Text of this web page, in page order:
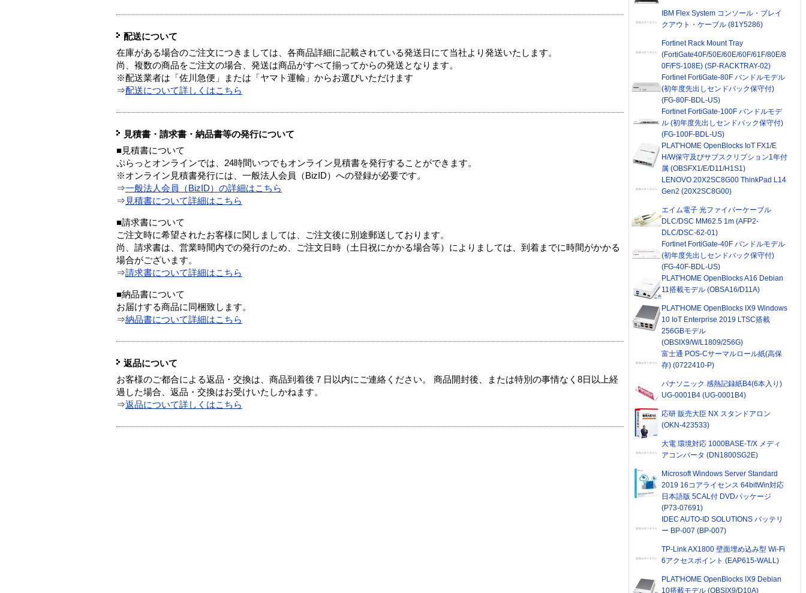
配送について
在庫がある場合のご注文につきましては、各商品詳細に記載されている発送日にて当社より発送いたします。
尚、複数の商品をご注文の場合、発送は商品がすべて揃ってからの発送となります。
※配送業者は「佐川急便」または「ヤマト運輸」からお選びいただけます
⇒配送について詳しくはこちら
見積書・請求書・納品書等の発行について
■見積書について
ぷらっとオンラインでは、24時間いつでもオンライン見積書を発行することができます。
※オンライン見積書発行には、一般法人会員（BizID）への登録が必要です。
⇒一般法人会員（BizID）の詳細はこちら
⇒ 見積書について詳細はこちら
■請求書について
ご注文時に希望されたお客様に関しましては、ご注文後に別途郵送しております。
尚、請求書は、営業時間内での発行のため、ご注文日時（土日祝にかかる場合等）によりましては、到着までに時間がかかる
場合がございます。
⇒請求書について詳細はこちら
■納品書について
お届けする商品に同梱致します。
⇒納品書について詳細はこちら
返品について
お客様のご都合による返品・交換は、商品到着後７日以内にご連絡ください。 商品開封後、または特別の事情なく8日以上経
過した場合、返品・交換はお受けいたしかねます。
⇒返品について詳しくはこちら
IBM Flex System コンソール・ブレイ
クアウト・ケーブル (81Y5286)
Fortinet Rack Mount Tray
(FortiGate40F/50E/60E/60F/61F/80E/8
0F/FS-108E) (SP-RACKTRAY-02)
Fortinet FortiGate-80F バンドルモデル
(初年度先出しセンドバック保守付)
(FG-80F-BDL-US)
Fortinet FortiGate-100F バンドルモデ
ル (初年度先出しセンドバック保守付)
(FG-100F-BDL-US)
PLAT'HOME OpenBlocks IoT FX1/E
H/W保守及びサブスクリプション1年付
属 (OBSFX1/E/D11/H1S1)
LENOVO 20X2SC8G00 ThinkPad L14
Gen2 (20X2SC8G00)
エイム電子 光ファイバーケーブル
DLC/DSC MM62.5 1m (AFP2-
DLC/DSC-62-01)
Fortinet FortiGate-40F バンドルモデル
(初年度先出しセンドバック保守付)
(FG-40F-BDL-US)
PLAT'HOME OpenBlocks A16 Debian
11搭載モデル (OBSA16/D11A)
PLAT'HOME OpenBlocks IX9 Windows
10 IoT Enterprise 2019 LTSC搭載
256GBモデル
(OBSIX9/W/L1809/256G)
富士通 POS-Cサーマルロール紙(高保
存) (0722410-P)
パナソニック 感熱記録紙B4(6本入り)
UG-0001B4 (UG-0001B4)
応研 販売大臣 NX スタンドアロン
(OKN-423533)
大電 環境対応 1000BASE-T/X メディ
アコンバータ (DN1800SG2E)
Microsoft Windows Server Standard
2019 16コアライセンス 64bitWin対応
日本語版 5CAL付 DVDパッケージ
(P73-07691)
IDEC AUTO-ID SOLUTIONS バッテリ
ー BP-007 (BP-007)
TP-Link AX1800 壁面埋め込み型 Wi-Fi
6アクセスポイント (EAP615-WALL)
PLAT'HOME OpenBlocks IX9 Debian
10搭載モデル (OBSIX9/D10A)